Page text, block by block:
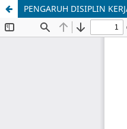
PENGARUH DISIPLIN